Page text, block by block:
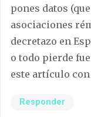
pones datos
asociaciones
decretazo en
o todo pierde
este artículo
Responder